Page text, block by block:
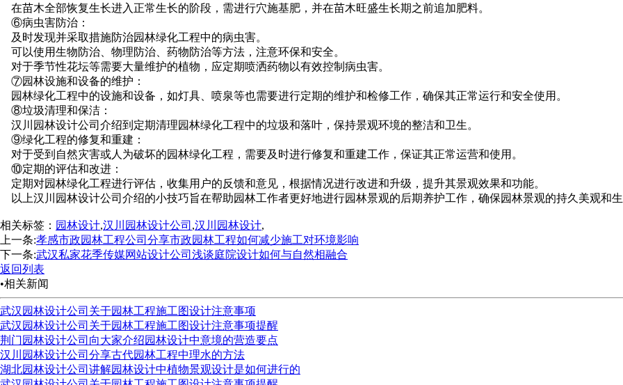
在苗木全部恢复生长进入正常生长的阶段，需进行穴施基肥，并在苗木旺盛生长期之前追加肥料。
⑥病虫害防治：
及时发现并采取措施防治园林绿化工程中的病虫害。
可以使用生物防治、物理防治、药物防治等方法，注意环保和安全。
对于季节性花坛等需要大量维护的植物，应定期喷洒药物以有效控制病虫害。
⑦园林设施和设备的维护：
园林绿化工程中的设施和设备，如灯具、喷泉等也需要进行定期的维护和检修工作，确保其正常运行和安全使用。
⑧垃圾清理和保洁：
汉川园林设计公司介绍到定期清理园林绿化工程中的垃圾和落叶，保持景观环境的整洁和卫生。
⑨绿化工程的修复和重建：
对于受到自然灾害或人为破坏的园林绿化工程，需要及时进行修复和重建工作，保证其正常运营和使用。
⑩定期的评估和改进：
定期对园林绿化工程进行评估，收集用户的反馈和意见，根据情况进行改进和升级，提升其景观效果和功能。
以上汉川园林设计公司介绍的小技巧旨在帮助园林工作者更好地进行园林景观的后期养护工作，确保园林景观的持久美观和生态
相关标签： 园林设计,汉川园林设计公司 ,汉川园林设计,
上一条:孝感市政园林工程公司分享市政园林工程如何减少施工对环境影响
下一条:武汉私家花季传媒网站设计公司浅谈庭院设计如何与自然相融合
返回列表
•相关新闻
武汉园林设计公司关于园林工程施工图设计注意事项
武汉园林设计公司关于园林工程施工图设计注意事项提醒
荆门园林设计公司向大家介绍园林设计中意境的营造要点
汉川园林设计公司分享古代园林工程中理水的方法
湖北园林设计公司讲解园林设计中植物景观设计是如何进行的